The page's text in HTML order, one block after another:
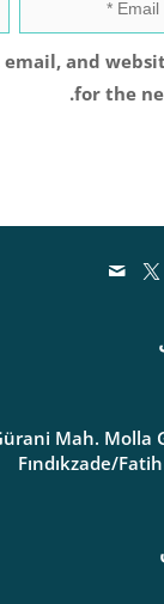
email, and
for the
Mah. Molla
Fındıkzade/